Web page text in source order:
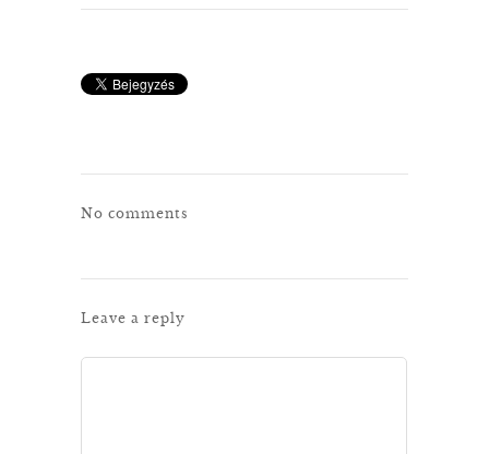
No comments
Leave a reply